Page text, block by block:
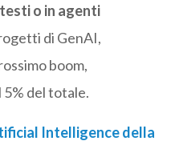
o in agenti
di GenAI,
boom,
del totale.
Intelligence della